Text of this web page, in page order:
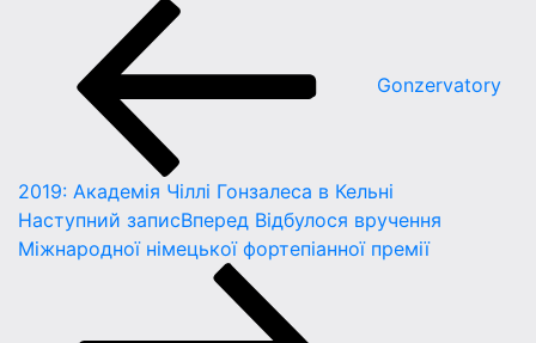
Gonzervatory
2019: Академія Чіллі Гонзалеса в Кельні
Наступний записВперед Відбулося вручення
Міжнародної німецької фортепіанної премії